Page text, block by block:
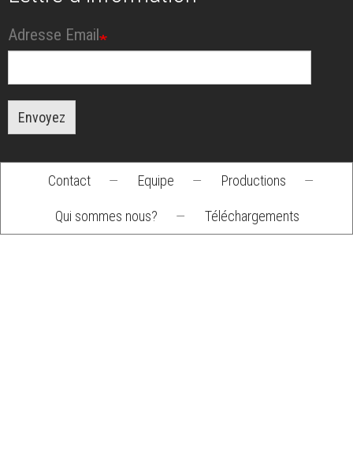
Adresse Email
Envoyez
Footer
menu
Contact — Equipe — Productions —
Qui sommes nous? — Téléchargements